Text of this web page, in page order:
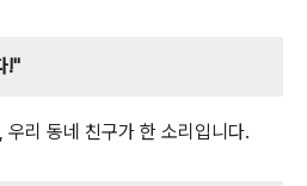
!"
리 동네 친구가 한 소리입니다.